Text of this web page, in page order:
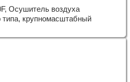
Осушитель воздуха
типа, крупномасштабный